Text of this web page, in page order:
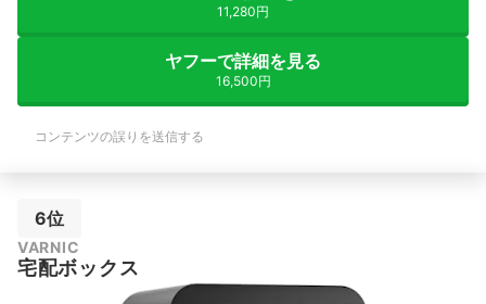
11,280円
ヤフーで詳細を見る
16,500円
コンテンツの誤りを送信する
6位
VARNIC
宅配ボックス